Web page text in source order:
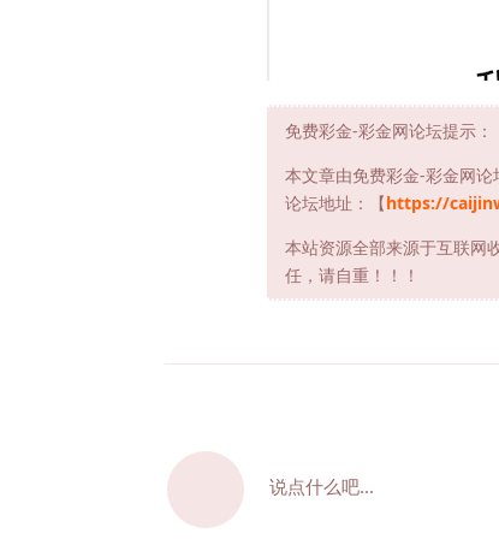
免费彩金-彩金网论坛提示：
本文章由免费彩金-彩金网论
论坛地址：【https://
本站资源全部来源于互联网
任，请自重！！！
说点什么吧...